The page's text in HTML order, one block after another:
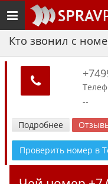
Toggle
navigation
Кто звонил с
--
Подробнее
Проверить номер в